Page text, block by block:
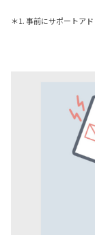
＊1. 事前にサポートア